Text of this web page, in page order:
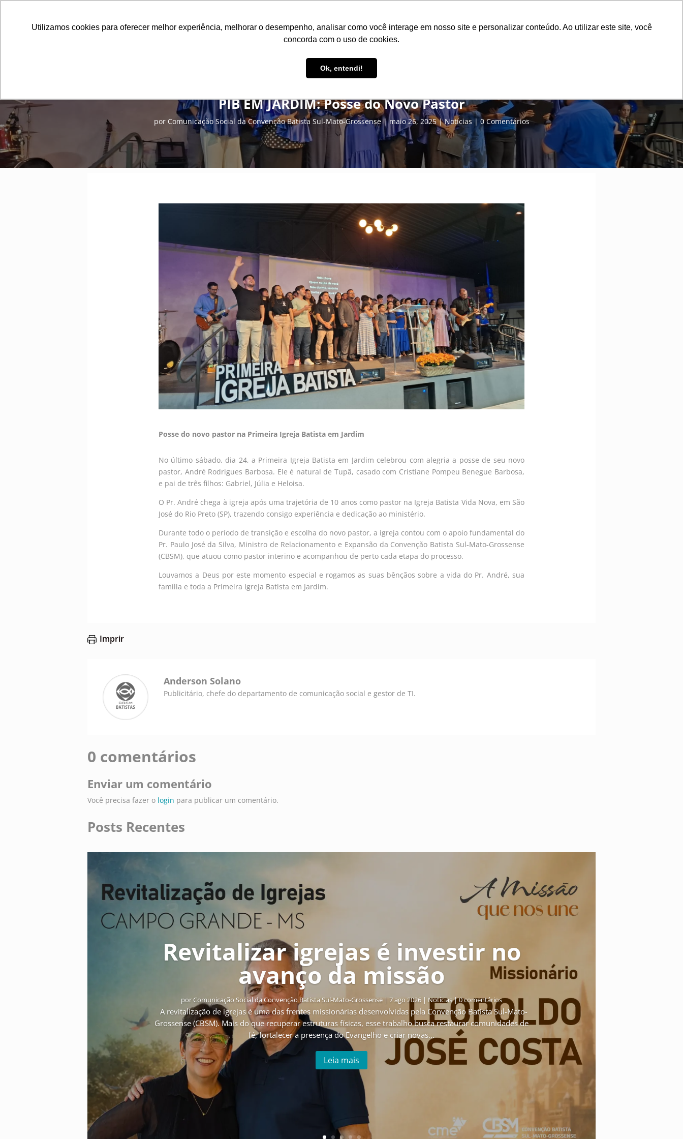
Utilizamos cookies para oferecer melhor experiência, melhorar o desempenho, analisar como você interage em nosso site e personalizar conteúdo. Ao utilizar este site, você
concorda com o uso de cookies.
Ok, entendi!
Inicio Institucional Associações Missões Recursos Contribuição Contato
PIB EM JARDIM: Posse do Novo Pastor
por Comunicação Social da Convenção Batista Sul-Mato-Grossense maio 26, 2025 Notícias 0 Comentários
Posse do novo pastor na Primeira Igreja Batista em Jardim
No último sábado, dia 24, a Primeira Igreja Batista em Jardim celebrou com alegria a posse de seu novo
pastor, André Rodrigues Barbosa. Ele é natural de Tupã, casado com Cristiane Pompeu Benegue Barbosa,
e pai de três filhos: Gabriel, Júlia e Heloisa.
O Pr. André chega à igreja após uma trajetória de 10 anos como pastor na Igreja Batista Vida Nova, em São
José do Rio Preto (SP), trazendo consigo experiência e dedicação ao ministério.
Durante todo o período de transição e escolha do novo pastor, a igreja contou com o apoio fundamental do
Pr. Paulo José da Silva, Ministro de Relacionamento e Expansão da Convenção Batista Sul-Mato-Grossense
(CBSM), que atuou como pastor interino e acompanhou de perto cada etapa do processo.
Louvamos a Deus por este momento especial e rogamos as suas bênçãos sobre a vida do Pr. André, sua
família e toda a Primeira Igreja Batista em Jardim.
Imprir
Publicitário, chefe do departamento de comunicação social e gestor de TI.
Anderson Solano
0 comentários
Enviar um comentário
Você precisa fazer o login para publicar um comentário.
Posts Recentes
Revitalizar igrejas é investir no
avanço da missão
porComunicação Social da Convenção Batista Sul-Mato-Grossense|7 ago 2026|Notícias| 0 comentários
A revitalização de igrejas é uma das frentes missionárias desenvolvidas pela Convenção Batista Sul-Mato-
Grossense (CBSM). Mais do que recuperar estruturas físicas, esse trabalho busca restaurar comunidades de
fé, fortalecer a presença do Evangelho e criar novas...
Leia mais